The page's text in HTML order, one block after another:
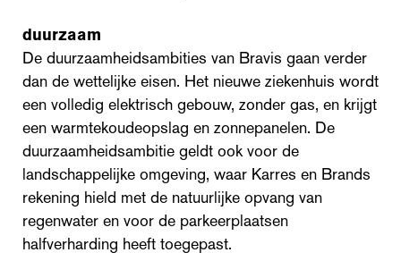
duurzaam
De duurzaamheidsambities van Bravis gaan verder
dan de wettelijke eisen. Het nieuwe ziekenhuis wordt
een volledig elektrisch gebouw, zonder gas, en krijgt
een warmtekoudeopslag en zonnepanelen. De
duurzaamheidsambitie geldt ook voor de
landschappelijke omgeving, waar Karres en Brands
rekening hield met de natuurlijke opvang van
regenwater en voor de parkeerplaatsen
halfverharding heeft toegepast.